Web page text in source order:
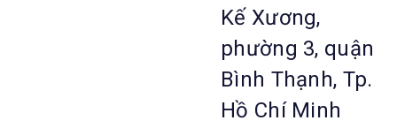
Kế Xương,
phường 3, quận
Bình Thạnh, Tp.
Hồ Chí Minh